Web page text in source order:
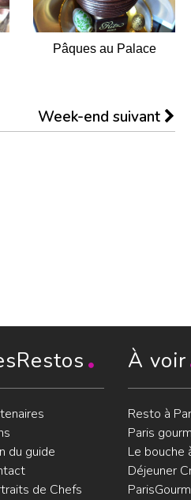
Pâques au Palace
Week-end suivant
du guide
de Chefs
À voir
Resto à
Paris
Le bouche
Déjeuner